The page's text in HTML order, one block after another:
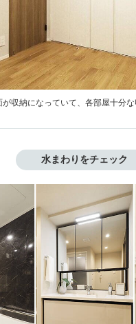
が収納になっていて、各部屋十分
水まわりをチェック